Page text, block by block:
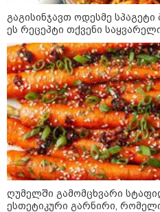
„ორ
გაგისინჯავთ ოდესმე სპაგეტი
ეს რეცეპტი თქვენი
ღუმელში გამომცხვარი
ესთეტიკური გარნირი,